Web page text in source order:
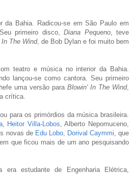
da Bahia. Radicou-se em São Paulo em
primeiro disco,Diana Pequeno, teve
In The Wind, de Bob Dylan e foi muito bem
teatro e música no interior da Bahia.
lançou-se como cantora. Seu primeiro
uma versão para Blowin' In The Wind,
crítica.
para os primórdios da música brasileira.
, Heitor Villa-Lobos , Alberto Nepomuceno,
novas de Edu Lobo, Dorival Caymmi , que
que ficou mais de um ano pesquisando
estudante de Engenharia Elétrica,